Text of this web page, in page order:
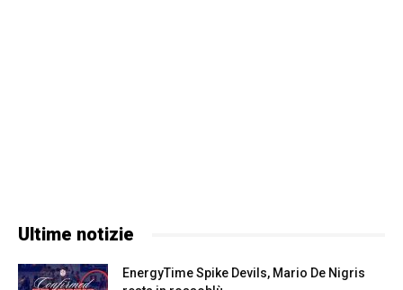
Ultime notizie
EnergyTime Spike Devils, Mario De Nigris